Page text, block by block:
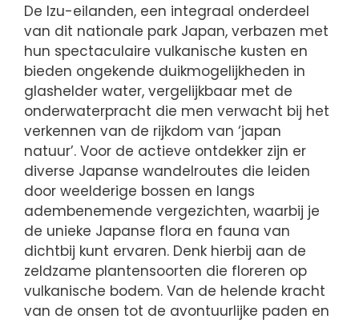
De Izu-eilanden, een integraal onderdeel
van dit nationale park Japan, verbazen met
hun spectaculaire vulkanische kusten en
bieden ongekende duikmogelijkheden in
glashelder water, vergelijkbaar met de
onderwaterpracht die men verwacht bij het
verkennen van de rijkdom van ‘japan
natuur’. Voor de actieve ontdekker zijn er
diverse Japanse wandelroutes die leiden
door weelderige bossen en langs
adembenemende vergezichten, waarbij je
de unieke Japanse flora en fauna van
dichtbij kunt ervaren. Denk hierbij aan de
zeldzame plantensoorten die floreren op
vulkanische bodem. Van de helende kracht
van de onsen tot de avontuurlijke paden en